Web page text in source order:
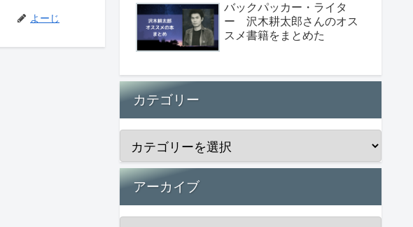
よーじ
バックパッカー・ライタ
ー 沢木耕太郎さんのオス
スメ書籍をまとめた
カテゴリー
アーカイブ